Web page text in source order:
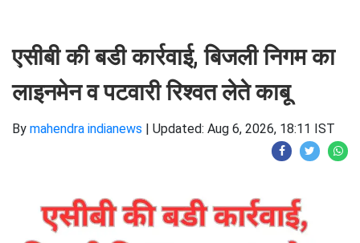
एसीबी की बडी कार्रवाई, बिजली निगम का
लाइनमेन व पटवारी रिश्वत लेते काबू
By mahendra indianews | Updated: Aug 6, 2026, 18:11 IST